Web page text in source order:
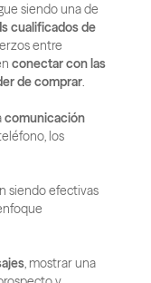
siendo una de
cualificados de
entre
conectar con las
de comprar.
comunicación
los
siendo efectivas
, mostrar una